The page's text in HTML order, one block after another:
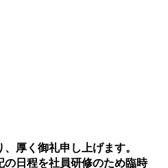
厚く御礼申し上げます。
の日程を社員研修のため臨時